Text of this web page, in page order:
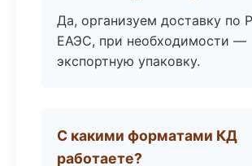
Да, организуем доставку по
ЕАЭС, при необходимости —
экспортную упаковку.
С какими форматами КД
работаете?